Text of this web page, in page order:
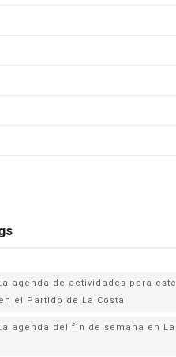
agenda de actividades para este
el Partido de La Costa
agenda del fin de semana en La